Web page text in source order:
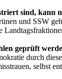
sind,
und SSW
geprüft
durch
selbst